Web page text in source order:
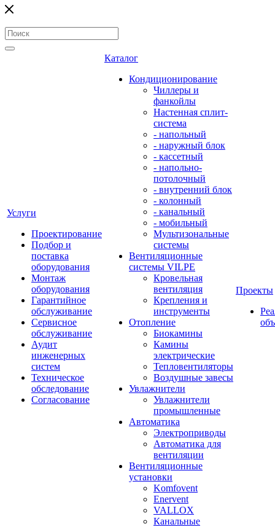
Услуги
Проектирование
Подбор и
поставка
оборудования
Монтаж
оборудования
Гарантийное
обслуживание
Сервисное
обслуживание
Аудит
инженерных
систем
Техническое
обследование
Согласование
Каталог
Кондиционирование
Чиллеры и
фанкойлы
Настенная сплит-
система
- напольный
- наружный блок
- кассетный
- напольно-
потолочный
- внутренний блок
- колонный
- канальный
- мобильный
Мультизональные
системы
Вентиляционные
системы VILPE
Кровельная
вентиляция
Крепления и
инструменты
Отопление
Биокамины
Камины
электрические
Тепловентиляторы
Воздушные завесы
Увлажнители
Увлажнители
промышленные
Автоматика
Электроприводы
Автоматика для
вентиляции
Вентиляционные
установки
Komfovent
Enervent
VALLOX
Канальные
Проекты